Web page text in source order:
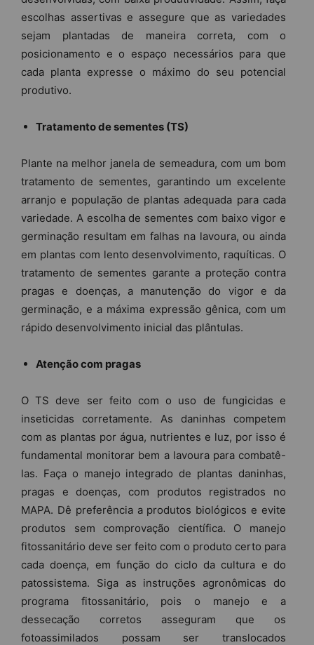
escolhas assertivas e assegure que as variedades
sejam plantadas de maneira correta, com o
posicionamento e o espaço necessários para que
cada planta expresse o máximo do seu potencial
produtivo.
Tratamento de sementes (TS)
Plante na melhor janela de semeadura, com um bom
tratamento de sementes, garantindo um excelente
arranjo e população de plantas adequada para cada
variedade. A escolha de sementes com baixo vigor e
germinação resultam em falhas na lavoura, ou ainda
em plantas com lento desenvolvimento, raquíticas. O
tratamento de sementes garante a proteção contra
pragas e doenças, a manutenção do vigor e da
germinação, e a máxima expressão gênica, com um
rápido desenvolvimento inicial das plântulas.
Atenção com pragas
O TS deve ser feito com o uso de fungicidas e
inseticidas corretamente. As daninhas competem
com as plantas por água, nutrientes e luz, por isso é
fundamental monitorar bem a lavoura para combatê-
las. Faça o manejo integrado de plantas daninhas,
pragas e doenças, com produtos registrados no
MAPA. Dê preferência a produtos biológicos e evite
produtos sem comprovação científica. O manejo
fitossanitário deve ser feito com o produto certo para
cada doença, em função do ciclo da cultura e do
patossistema. Siga as instruções agronômicas do
programa fitossanitário, pois o manejo e a
dessecação corretos asseguram que os
fotoassimilados possam ser translocados